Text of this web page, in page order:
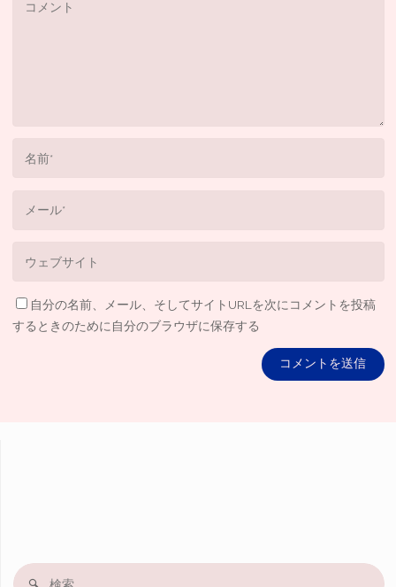
自分の名前、メール、そしてサイトURLを次にコメントを投稿
するときのために自分のブラウザに保存する
検